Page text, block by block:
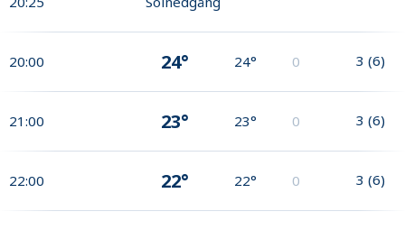
20:00 24° 24° 0 3 (6)
21:00 23° 23° 0 3 (6)
22:00 22° 22° 0 3 (6)